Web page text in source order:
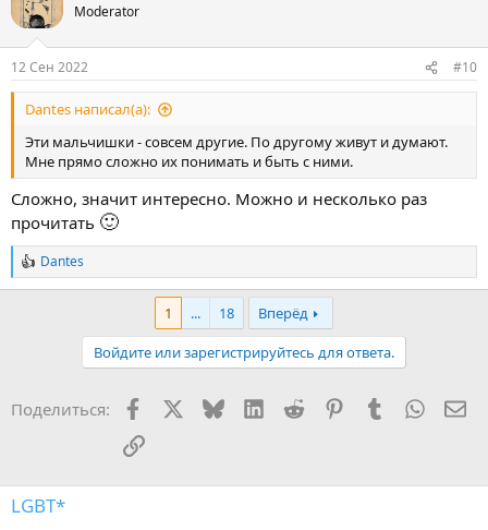
Moderator
12 Сен 2022 #10
Dantes написал(а):
Эти мальчишки - совсем другие. По другому живут и думают.
Мне прямо сложно их понимать и быть с ними.
Сложно, значит интересно. Можно и несколько раз
прочитать 🙂
Р
е
Dantes
1 ... 18
Вперёд
Войдите или зарегистрируйтесь для ответа.
Поделиться: Facebook BlueskyLinkedIn
Reddit PinterestTumblr
Ссылка
LGBT*